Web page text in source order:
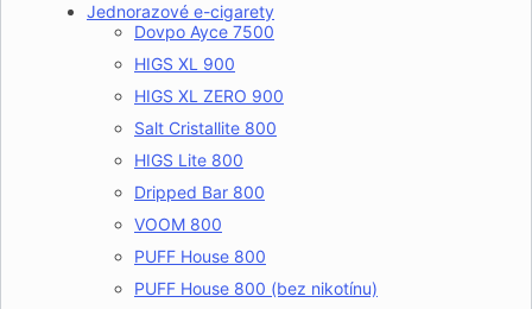
Jednorazové e-cigarety
Dovpo Ayce 7500
HIGS XL 900
HIGS XL ZERO 900
Salt Cristallite 800
HIGS Lite 800
Dripped Bar 800
VOOM 800
PUFF House 800
PUFF House 800 (bez nikotínu)